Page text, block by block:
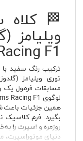
🏁
ویلیامز
F1
ترکیب رنگ سفید
توری ویلیامز
مسابقات فرمول یک
همین جزئیات باعث
بگیرد. فرم کلاسیک
روزمره و اسپرت را
دنیای